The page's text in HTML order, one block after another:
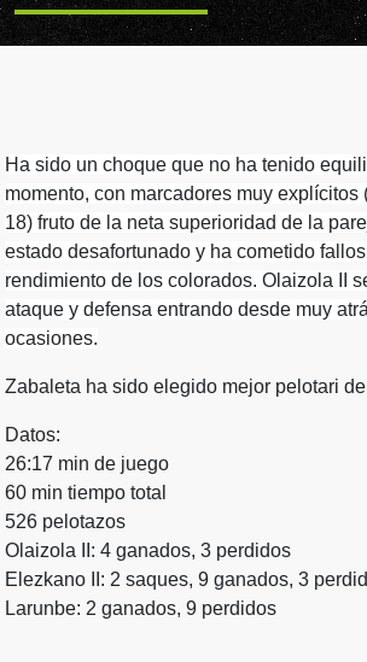
Ha sido un choque que no ha tenido
momento, con marcadores muy explícitos
18) fruto de la neta superioridad de la
estado desafortunado y ha cometido
rendimiento de los colorados. Olaizola II
ataque y defensa entrando desde muy
ocasiones.
Zabaleta ha sido elegido mejor pelotari
Datos:
26:17 min de juego
60 min tiempo total
526 pelotazos
Olaizola II: 4 ganados, 3 perdidos
Elezkano II: 2 saques, 9 ganados, 3
Larunbe: 2 ganados, 9 perdidos